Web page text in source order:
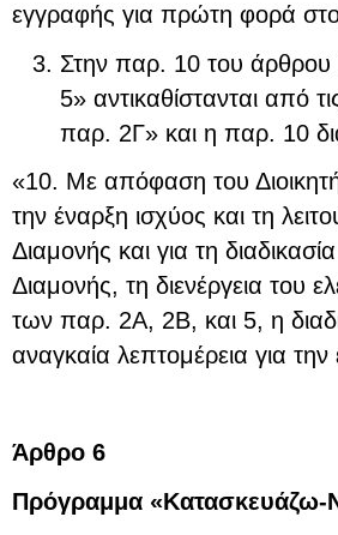
εγγραφής για πρώτη φορά
Στην παρ. 10 του άρθρου
5» αντικαθίστανται από
παρ. 2Γ» και η παρ. 10
«10. Με απόφαση του
την έναρξη ισχύος και τη
Διαμονής και για τη
Διαμονής, τη διενέργεια του
των παρ. 2Α, 2Β, και 5, η
αναγκαία λεπτομέρεια για
Άρθρο 6
Πρόγραμμα «Κατασκευάζω-